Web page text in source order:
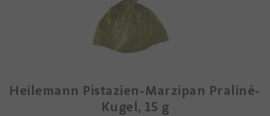
Heilemann Pistazien-Marzipan Praliné-
Kugel, 15 g